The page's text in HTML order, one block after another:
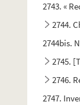
2743. «
2744.
2744bis.
2745.
2746.
2747.